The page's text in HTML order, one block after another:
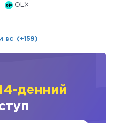
OLX
всі (+159)
денний